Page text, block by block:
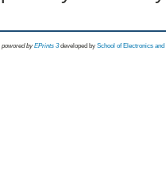
powored byEPrints 3 developed by School of Electronics